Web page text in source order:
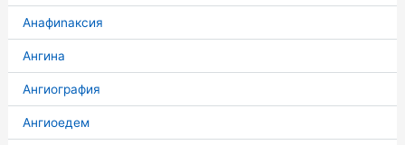
Анафиnаксия
Ангина
Ангиография
Ангиоедем